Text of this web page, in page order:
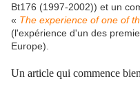
Bt176 (1997-2002)) et un
« The experience of one of
(l'expérience d'un des
Europe).
Un article qui commence